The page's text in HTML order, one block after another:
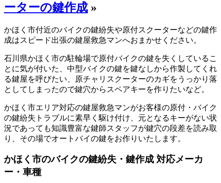
ーターの鍵作成 »
かほく市付近のバイクの鍵紛失や原付スクーターなどの鍵作
成はスピード出張の鍵屋救急マンへおまかせください。
石川県かほく市の駐輪場で原付バイクの鍵を失くしているこ
とに気が付いた、中型バイクの鍵を鍵なしから作製してくれ
る鍵屋を呼びたい、原チャリスクーターのカギをうっかり落
としてしまったので鍵穴からスペアキーを作りたいなど。
かほく市エリア対応の鍵屋救急マンがお客様の原付・バイク
の鍵紛失トラブルに素早く駆け付け、元となるキーがない状
況であっても知識豊富な鍵師スタッフが鍵穴の段差を読み取
り、その場でオートバイの鍵をお作りいたします。
かほく市のバイクの鍵紛失・鍵作成 対応メーカ
ー・車種